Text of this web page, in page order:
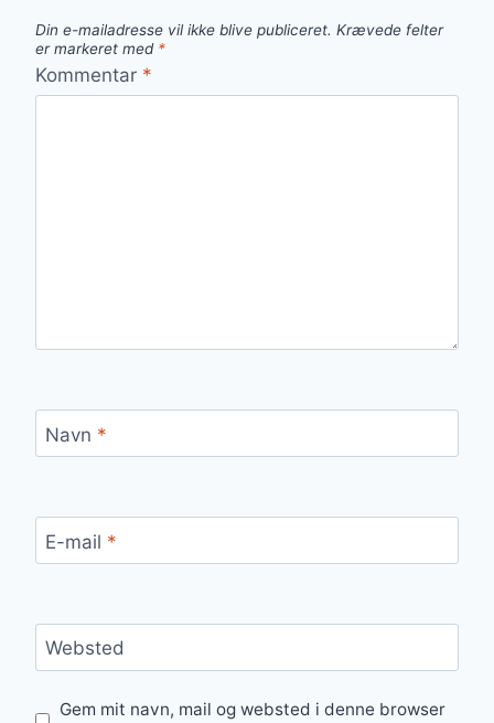
Din e-mailadresse vil ikke blive publiceret. Krævede felter
er markeret med *
Kommentar *
Navn *
E-mail *
Websted
Gem mit navn, mail og websted i denne browser